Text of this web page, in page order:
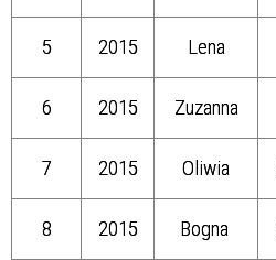
5
2015 Lena
6
2015 Zuzanna
7
2015 Oliwia
8
2015 Bogna